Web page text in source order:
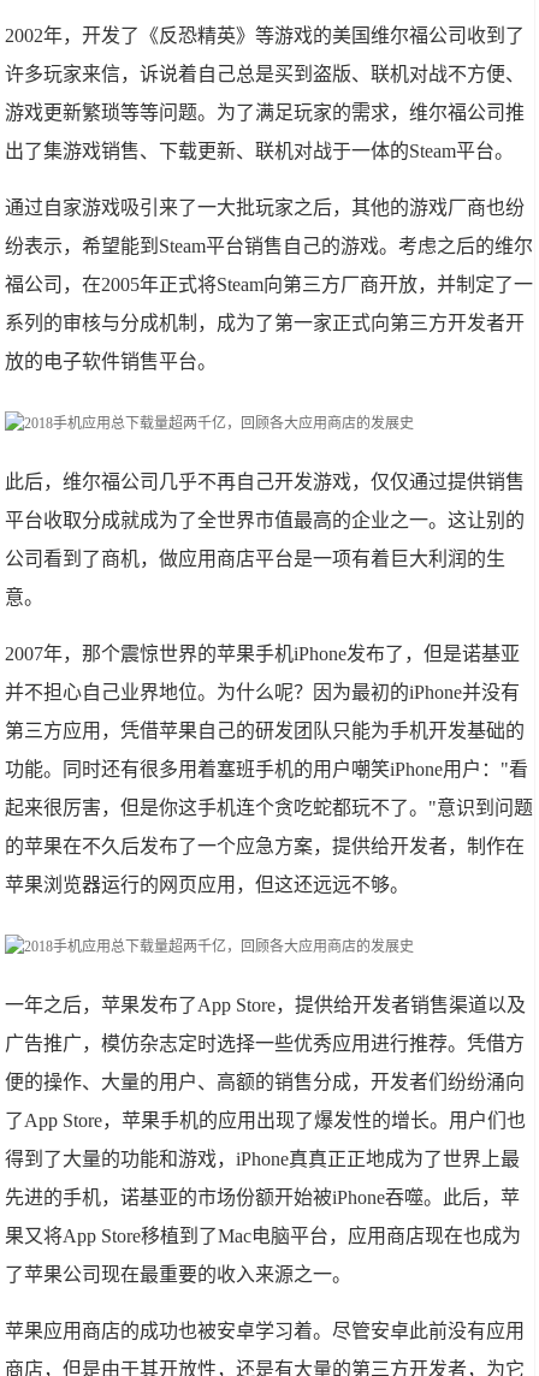
2002年，开发了《反恐精英》等游戏的美国维尔福公司收到了
许多玩家来信，诉说着自己总是买到盗版、联机对战不方便、
游戏更新繁琐等等问题。为了满足玩家的需求，维尔福公司推
出了集游戏销售、下载更新、联机对战于一体的Steam平台。
通过自家游戏吸引来了一大批玩家之后，其他的游戏厂商也纷
纷表示，希望能到Steam平台销售自己的游戏。考虑之后的维尔
福公司，在2005年正式将Steam向第三方厂商开放，并制定了一
系列的审核与分成机制，成为了第一家正式向第三方开发者开
放的电子软件销售平台。
此后，维尔福公司几乎不再自己开发游戏，仅仅通过提供销售
平台收取分成就成为了全世界市值最高的企业之一。这让别的
公司看到了商机，做应用商店平台是一项有着巨大利润的生
意。
2007年，那个震惊世界的苹果手机iPhone发布了，但是诺基亚
并不担心自己业界地位。为什么呢？因为最初的iPhone并没有
第三方应用，凭借苹果自己的研发团队只能为手机开发基础的
功能。同时还有很多用着塞班手机的用户嘲笑iPhone用户："看
起来很厉害，但是你这手机连个贪吃蛇都玩不了。"意识到问题
的苹果在不久后发布了一个应急方案，提供给开发者，制作在
苹果浏览器运行的网页应用，但这还远远不够。
一年之后，苹果发布了App Store，提供给开发者销售渠道以及
广告推广，模仿杂志定时选择一些优秀应用进行推荐。凭借方
便的操作、大量的用户、高额的销售分成，开发者们纷纷涌向
了App Store，苹果手机的应用出现了爆发性的增长。用户们也
得到了大量的功能和游戏，iPhone真真正正地成为了世界上最
先进的手机，诺基亚的市场份额开始被iPhone吞噬。此后，苹
果又将App Store移植到了Mac电脑平台，应用商店现在也成为
了苹果公司现在最重要的收入来源之一。
苹果应用商店的成功也被安卓学习着。尽管安卓此前没有应用
商店，但是由于其开放性，还是有大量的第三方开发者，为它